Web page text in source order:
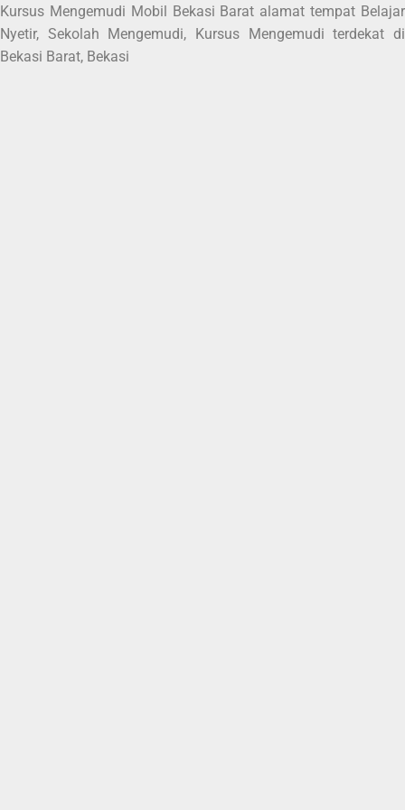
Kursus Mengemudi Mobil Bekasi Barat alamat tempat Belajar
Nyetir, Sekolah Mengemudi, Kursus Mengemudi terdekat di
Bekasi Barat, Bekasi